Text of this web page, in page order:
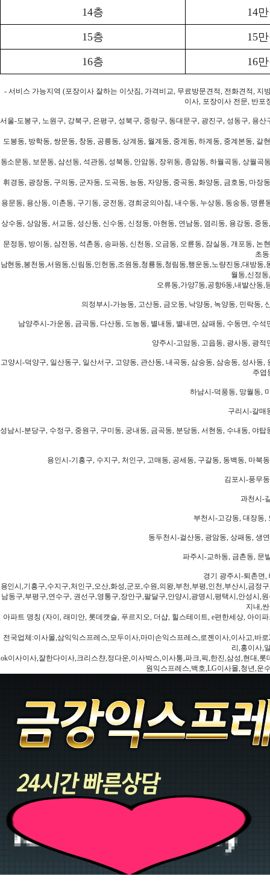
14층 14
15층 15
16층 16
- 서비스 가능지역 (포장이사 잘하는 이삿짐, 가격비교, 무료방문견적, 전화견적,
이사, 포장이사 전문, 반포
서울-도봉구, 노원구, 강북구, 은평구, 성북구, 중랑구, 동대문구, 광진구, 성동구, 용
도봉동, 방학동, 쌍문동, 창동, 공릉동, 상계동, 월계동, 중계동, 하계동, 중계본동,
동소문동, 보문동, 삼선동, 석관동, 성북동, 안암동, 장위동, 종암동, 하월곡동, 상월
휘경동, 광장동, 구의동, 군자동, 도곡동, 능동, 자양동, 중곡동, 화양동, 금호동, 마
용문동, 용산동, 이촌동, 구기동, 궁전동, 경희궁의아침, 내수동, 누상동, 동숭동, 명
상수동, 상암동, 서교동, 성산동, 신수동, 신정동, 아현동, 연남동, 염리동, 용강동, 중
문정동, 방이동, 삼전동, 석촌동, 송파동, 신천동, 오금동, 오륜동, 잠실동, 개포동,
초
남현동,봉천동,서원동,신림동,인헌동,조원동,청룡동,청림동,행운동,노량진동,대방
월동,신정
오류동,가양7동,공항6동,내발산동,
의정부시-가능동, 고산동, 금오동, 낙양동, 녹양동, 민락동,
남양주시-가운동, 금곡동, 다산동, 도농동, 별내동, 별내면, 삼패동, 수동면, 수
양주시-고암동, 고읍동, 광사동, 광
고양시-덕양구, 일산동구, 일산서구, 고양동, 관산동, 내곡동, 삼숭동, 삼송동, 성사
주엽
하남시-덕풍동, 망월동,
구리시-갈매
성남시-분당구, 수정구, 중원구, 구미동, 궁내동, 금곡동, 분당동, 서현동, 수내동, 야
용인시-기흥구, 수지구, 처인구, 고매동, 공세동, 구갈동, 동백동, 마북
김포시-풍무
과천시-
부천시-고강동, 대장동,
동두천시-걸산동, 광암동, 상패동, 생
파주시-교하동, 금촌동, 문
경기 광주시-퇴촌면,
용인시,기흥구,수지구,처인구,오산,화성,군포,수원,의왕,부천,부평,인천,부산시,금
남동구,부평구,연수구, 권선구,영통구,장안구,팔달구,안양시,광명시,평택시,안성시,
지내,
아파트 명칭 (자이, 래미안, 롯데캣슬, 푸르지오, 더샵, 힐스테이트, e편한세상, 아이
전국업체:이사몰,삼익익스프레스,모두이사,마미손익스프레스,로젠이사,이사고,바
리,홍이사,
ok이사이사,잘한다이사,크리스챤,정다운,이사박스,이사통,파크,픽,한진,삼성,현대,
원익스프레스,백호,LG이사몰,청년,운